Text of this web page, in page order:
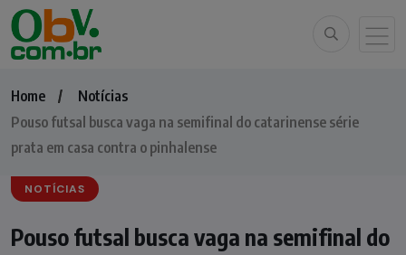
Home
Notícias
Pouso futsal busca vaga na semifinal do catarinense série
prata em casa contra o pinhalense
NOTÍCIAS
Pouso futsal busca vaga na semifinal do